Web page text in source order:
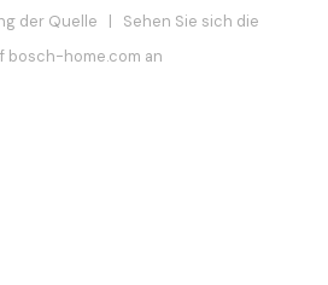
der Quelle | Sehen Sie sich die
bosch-home.com an